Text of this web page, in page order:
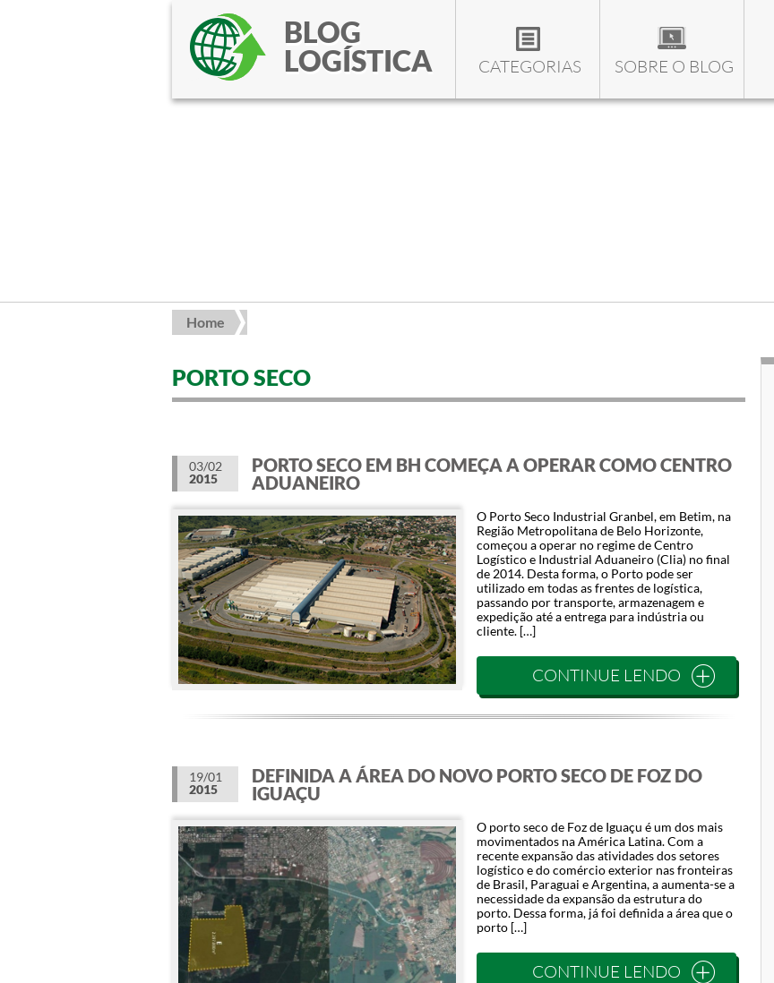
BLOG
LOGÍSTICA
CATEGORIAS SOBRE O BLOG
Home
PORTO SECO
03/02
2015
PORTO SECO EM BH COMEÇA A OPERAR COMO CENTRO
ADUANEIRO
O Porto Seco Industrial Granbel, em Betim, na
Região Metropolitana de Belo Horizonte,
começou a operar no regime de Centro
Logístico e Industrial Aduaneiro (Clia) no final
de 2014. Desta forma, o Porto pode ser
utilizado em todas as frentes de logística,
passando por transporte, armazenagem e
expedição até a entrega para indústria ou
cliente. […]
CONTINUE LENDO
19/01
2015
DEFINIDA A ÁREA DO NOVO PORTO SECO DE FOZ DO
IGUAÇU
O porto seco de Foz de Iguaçu é um dos mais
movimentados na América Latina. Com a
recente expansão das atividades dos setores
logístico e do comércio exterior nas fronteiras
de Brasil, Paraguai e Argentina, a aumenta-se a
necessidade da expansão da estrutura do
porto. Dessa forma, já foi definida a área que o
porto […]
CONTINUE LENDO